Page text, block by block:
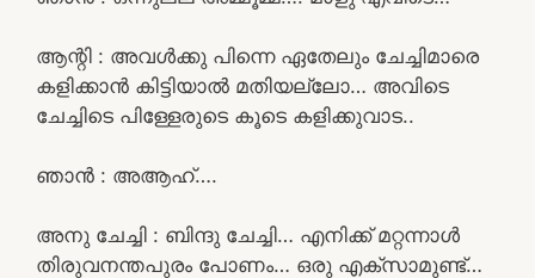
ആന്റി : അവൾക്കു പിന്നെ ഏതേലും ചേച്ചിമാരെ
കളിക്കാൻ കിട്ടിയാൽ മതിയല്ലോ… അവിടെ
ചേച്ചിടെ പിള്ളേരുടെ കൂടെ കളിക്കുവാട..
ഞാൻ : അആഹ്….
അനു ചേച്ചി : ബിന്ദു ചേച്ചി… എനിക്ക് മറ്റന്നാൾ
തിരുവനന്തപുരം പോണം… ഒരു എക്സാമുണ്ട്…